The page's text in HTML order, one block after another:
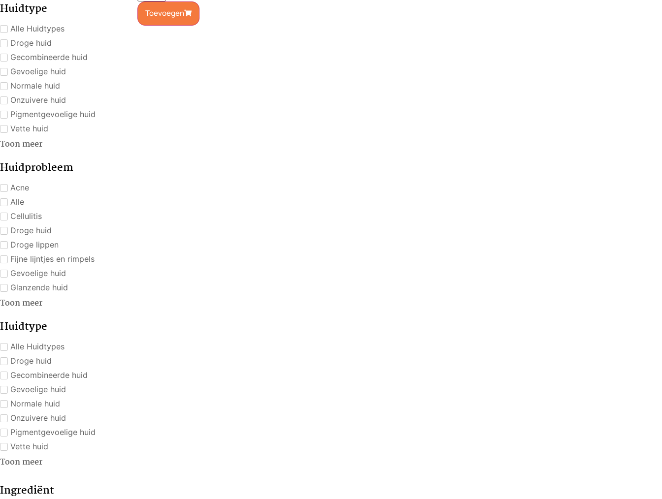
Huidtype
Alle Huidtypes
Droge huid
Gecombineerde huid
Gevoelige huid
Normale huid
Onzuivere huid
Pigmentgevoelige huid
Vette huid
Toon meer
Huidprobleem
Acne
Alle
Cellulitis
Droge huid
Droge lippen
Fijne lijntjes en rimpels
Gevoelige huid
Glanzende huid
Toon meer
Huidtype
Alle Huidtypes
Droge huid
Gecombineerde huid
Gevoelige huid
Normale huid
Onzuivere huid
Pigmentgevoelige huid
Vette huid
Toon meer
Ingrediënt
Toevoegen